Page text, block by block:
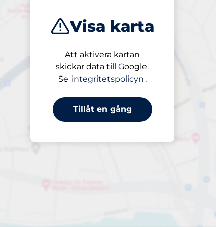
Visa karta
Att aktivera kartan
skickar data till Google.
Se integritetspolicyn .
Tillåt en gång